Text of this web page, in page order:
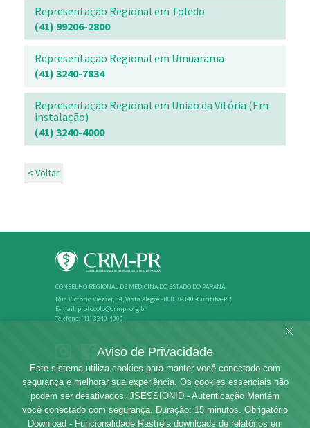
Representação Regional em Toledo
(41) 99206-2800
Representação Regional em Umuarama
(41) 3240-7834
Representação Regional em União da Vitória (Em
instalação)
(41) 3240-4000
< Voltar
CONSELHO REGIONAL DE MEDICINA DO ESTADO DO PARANÁ
Rua Victório Viezzer, 84, Vista Alegre - 80810-340 -Curitiba-PR
E-mail: protocolo@crmpr.org.br
Telefone: (41) 3240-4000
Aviso de Privacidade
Este sistema utiliza cookies para manter você conectado com
segurança e melhorar sua experiência. Os cookies essenciais não
podem ser desativados. JSESSIONID - Autenticação Mantém
você conectado com segurança. Duração: 15 minutos. Obrigatório
Download - Funcionalidade Rastreia downloads de relatórios em